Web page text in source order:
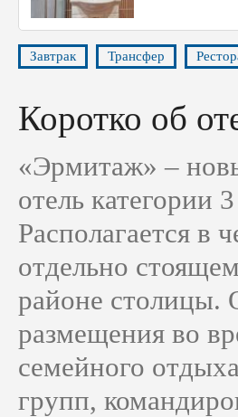
Завтрак Трансфер
Коротко об
«Эрмитаж» –
отель категории
Располагается в
отдельно
районе столицы.
размещения во
семейного
групп,